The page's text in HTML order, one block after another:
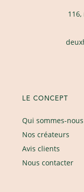
LE CONCEPT
Qui sommes-nous
Nos créateurs
Avis clients
Nous contacter